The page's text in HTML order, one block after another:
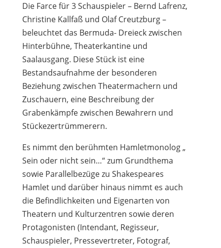
Die Farce für 3 Schauspieler – Bernd Lafrenz,
Christine Kallfaß und Olaf Creutzburg –
beleuchtet das Bermuda- Dreieck zwischen
Hinterbühne, Theaterkantine und
Saalausgang. Diese Stück ist eine
Bestandsaufnahme der besonderen
Beziehung zwischen Theatermachern und
Zuschauern, eine Beschreibung der
Grabenkämpfe zwischen Bewahrern und
Stückezertrümmerern.
Es nimmt den berühmten Hamletmonolog „
Sein oder nicht sein…“ zum Grundthema
sowie Parallelbezüge zu Shakespeares
Hamlet und darüber hinaus nimmt es auch
die Befindlichkeiten und Eigenarten von
Theatern und Kulturzentren sowie deren
Protagonisten (Intendant, Regisseur,
Schauspieler, Pressevertreter, Fotograf,